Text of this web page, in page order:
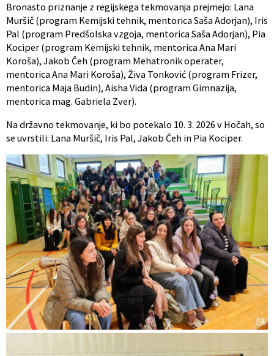
Bronasto priznanje z regijskega tekmovanja prejmejo: Lana
Muršič (program Kemijski tehnik, mentorica Saša Adorjan), Iris
Pal (program Predšolska vzgoja, mentorica Saša Adorjan), Pia
Kociper (program Kemijski tehnik, mentorica Ana Mari
Koroša), Jakob Čeh (program Mehatronik operater,
mentorica Ana Mari Koroša), Živa Tonković (program Frizer,
mentorica Maja Budin), Aisha Vida (program Gimnazija,
mentorica mag. Gabriela Zver).
Na državno tekmovanje, ki bo potekalo 10. 3. 2026 v Hočah, so
se uvrstili: Lana Muršič, Iris Pal, Jakob Čeh in Pia Kociper.